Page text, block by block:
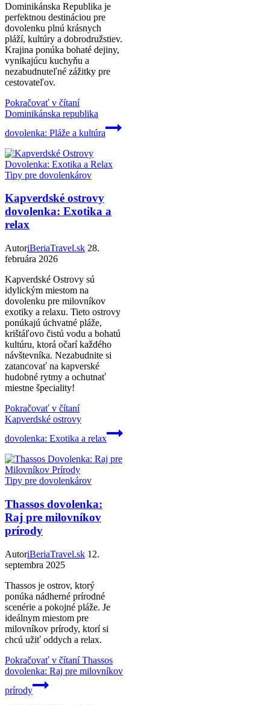
Dominikánska Republika je
perfektnou destináciou pre
dovolenku plnú krásnych
pláží, kultúry a dobrodružstiev.
Krajina ponúka bohaté dejiny,
vynikajúcu kuchyňu a
nezabudnuteľné zážitky pre
cestovateľov.
Pokračovať v čítaní
Dominikánska republika
dovolenka: Pláže a kultúra
Tipy pre dovolenkárov
Kapverdské ostrovy
dovolenka: Exotika a
relax
AutoriBeriaTravel.sk 28.
februára 2026
Kapverdské Ostrovy sú
idylickým miestom na
dovolenku pre milovníkov
exotiky a relaxu. Tieto ostrovy
ponúkajú úchvatné pláže,
krištáľovo čistú vodu a bohatú
kultúru, ktorá očarí každého
návštevníka. Nezabudnite si
zatancovať na kapverské
hudobné rytmy a ochutnať
miestne špeciality!
Pokračovať v čítaní
Kapverdské ostrovy
dovolenka: Exotika a relax
Tipy pre dovolenkárov
Thassos dovolenka:
Raj pre milovníkov
prírody
AutoriBeriaTravel.sk 12.
septembra 2025
Thassos je ostrov, ktorý
ponúka nádherné prírodné
scenérie a pokojné pláže. Je
ideálnym miestom pre
milovníkov prírody, ktorí si
chcú užiť oddych a relax.
Pokračovať v čítaníThassos
dovolenka: Raj pre milovníkov
prírody